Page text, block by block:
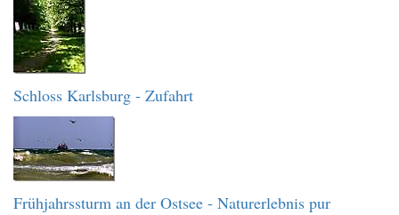
Schloss Karlsburg - Zufahrt
Frühjahrssturm an der Ostsee - Naturerlebnis pur